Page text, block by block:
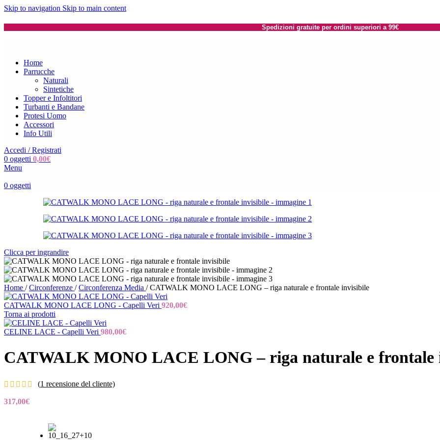
Skip to navigation Skip to main content
Spedizioni gratuite per ordini superiori a 99€
Home
Parrucche
Naturali
Sintetiche
Topper e Infoltitori
Turbanti e Bandane
Protesi Uomo
Accessori
Info Utili
Accedi / Registrati
0 oggetti 0,00€
Menu
0 oggetti
Clicca per ingrandire
Home / Circonferenze / Circonferenza Media / CATWALK MONO LACE LONG – riga naturale e frontale invisibile
CATWALK MONO LACE LONG - Capelli Veri 920,00€
Torna ai prodotti
CELINE LACE - Capelli Veri 980,00€
CATWALK MONO LACE LONG – riga naturale e frontale
(1 recensione del cliente)
317,00€